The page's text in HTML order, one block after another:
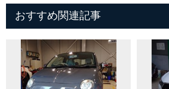
おすすめ関連記事